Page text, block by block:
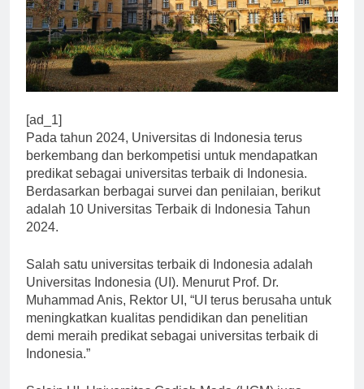
[ad_1]
Pada tahun 2024, Universitas di Indonesia terus
berkembang dan berkompetisi untuk mendapatkan
predikat sebagai universitas terbaik di Indonesia.
Berdasarkan berbagai survei dan penilaian, berikut
adalah 10 Universitas Terbaik di Indonesia Tahun
2024.
Salah satu universitas terbaik di Indonesia adalah
Universitas Indonesia (UI). Menurut Prof. Dr.
Muhammad Anis, Rektor UI, “UI terus berusaha untuk
meningkatkan kualitas pendidikan dan penelitian
demi meraih predikat sebagai universitas terbaik di
Indonesia.”